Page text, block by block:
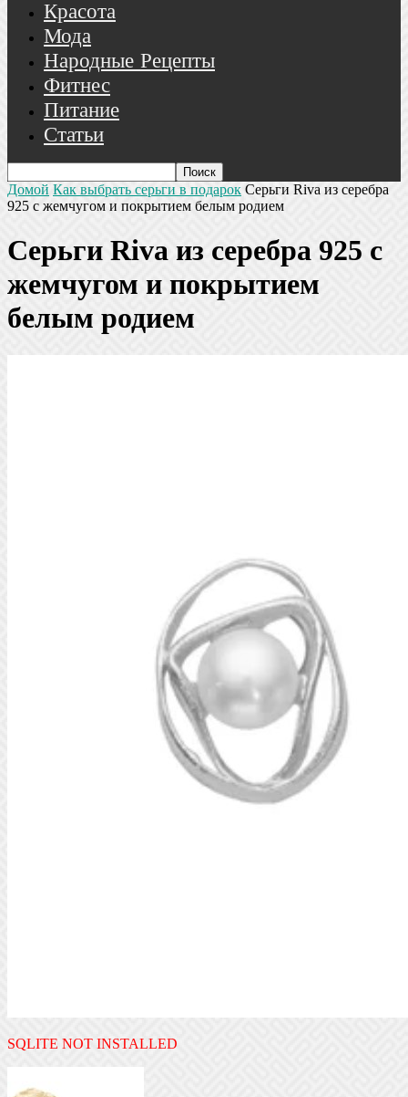
Красота
Мода
Народные Рецепты
Фитнес
Питание
Статьи
Домой Как выбрать серьги в подарок Серьги Riva из серебра
925 с жемчугом и покрытием белым родием
Серьги Riva из серебра 925 с
жемчугом и покрытием
белым родием
SQLITE NOT INSTALLED